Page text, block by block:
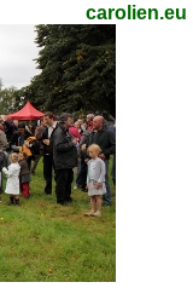
carolien.eu